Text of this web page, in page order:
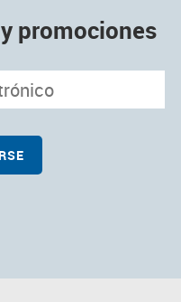
promociones